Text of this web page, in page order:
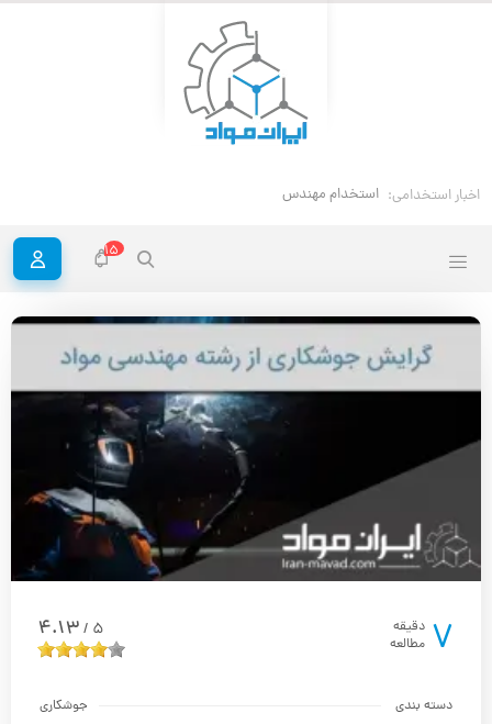
اخبار استخدامی: استخدام مهندس خوردگی و حفاظت مواد
15
7 دقیقه
مطالعه
5
/
4.13
دسته بندی
جوشکاری